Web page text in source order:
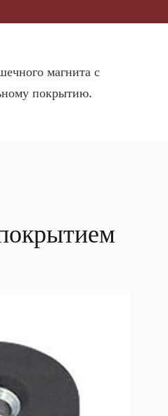
магнита с
покрытию.